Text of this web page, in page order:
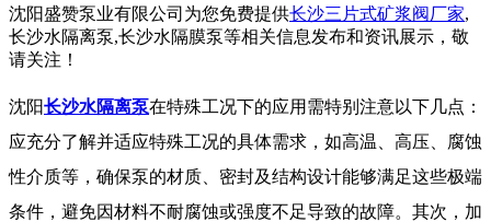
沈阳盛赞泵业有限公司为您免费提供长沙三片式矿浆阀厂家,
长沙水隔离泵,长沙水隔膜泵等相关信息发布和资讯展示，敬
请关注！
沈阳长沙水隔离泵在特殊工况下的应用需特别注意以下几点：
应充分了解并适应特殊工况的具体需求，如高温、高压、腐蚀
性介质等，确保泵的材质、密封及结构设计能够满足这些极端
条件，避免因材料不耐腐蚀或强度不足导致的故障。其次，加